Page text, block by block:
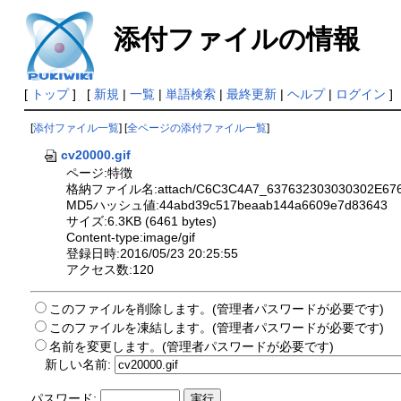
添付ファイルの情報
[ トップ] [ 新規 | 一覧| 単語検索| 最終更新| ヘルプ| ログイン ]
[添付ファイル一覧] [全ページの添付ファイル一覧]
cv20000.gif
ページ:特徴
格納ファイル名:attach/
MD5ハッシュ値:44abd39c517beaab144a6609e7d83643
サイズ:6.3KB (6461 bytes)
Content-type:image/gif
登録日時:2016/05/23 20:25:55
アクセス数:120
このファイルを削除します。(管理者パスワードが必要です)
このファイルを凍結します。(管理者パスワードが必要です)
名前を変更します。(管理者パスワードが必要です)
新しい名前: